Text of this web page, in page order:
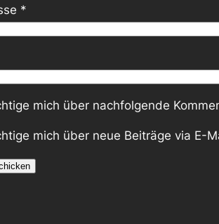
*
mich über nachfolgende
mich über neue Beiträge via E-